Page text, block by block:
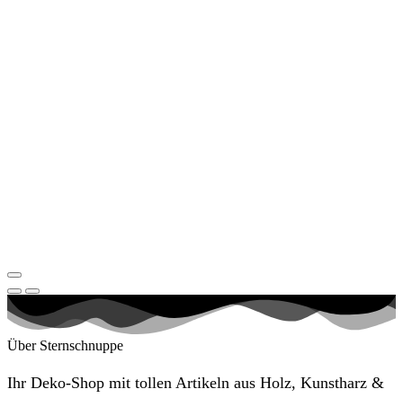
Über Sternschnuppe
Ihr Deko-Shop mit tollen Artikeln aus Holz, Kunstharz &